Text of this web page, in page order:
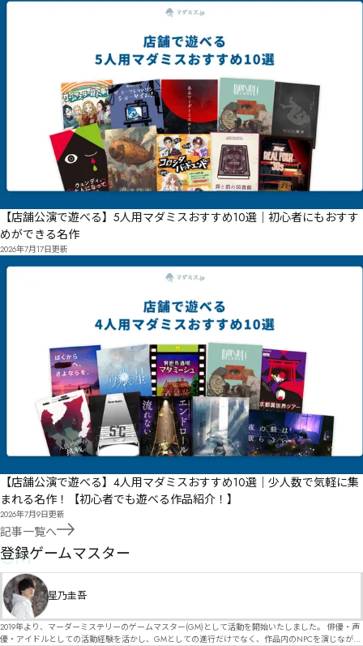
【店舗公演で遊べる】5人用マダミスおすすめ10選｜初心者にもおすす
めができる名作
2026年7月17日更新
【店舗公演で遊べる】4人用マダミスおすすめ10選｜少人数で気軽に集
まれる名作！【初心者でも遊べる作品紹介！】
2026年7月9日更新
記事一覧へ
GM
登録ゲームマスター
星乃圭吾
2019年より、マーダーミステリーのゲームマスター(GM)として活動を開始いたしました。 俳優・声
優・アイドルとしての活動経験を活かし、GMとしての進行だけでなく、作品内のNPCを演じなが